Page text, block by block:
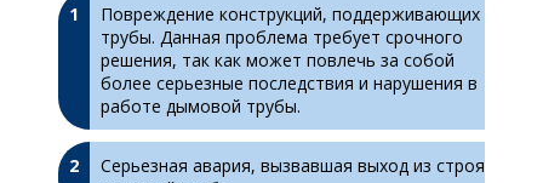
Повреждение конструкций, поддерживающих
трубы. Данная проблема требует срочного
решения, так как может повлечь за собой
более серьезные последствия и нарушения в
работе дымовой трубы.
Серьезная авария, вызвавшая выход из строя